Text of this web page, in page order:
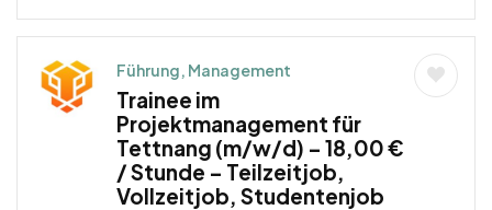
Führung, Management
Trainee im
Projektmanagement für
Tettnang (m/w/d) – 18,00 €
/ Stunde – Teilzeitjob,
Vollzeitjob, Studentenjob